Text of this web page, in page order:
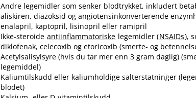
Andre legemidler som senker blodtrykket, inkludert
aliskiren, diazoksid og angiotensinkonverterende
enalapril, kaptopril, lisinopril eller ramipril
Ikke-steroide antiinflammatoriske legemidler (NSAIDs),
diklofenak, celecoxib og etoricoxib (smerte- og
Acetylsalisylsyre (hvis du tar mer enn 3 gram daglig)
legemiddel)
Kaliumtilskudd eller kaliumholdige salterstatninger
blodet)